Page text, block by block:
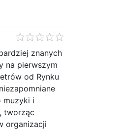
znanych
na pierwszym
od Rynku
muzyki i
tworząc
organizacji